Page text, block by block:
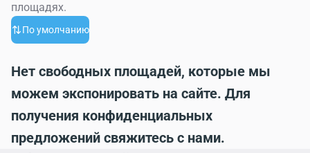
площадях.
По умолчанию
Нет свободных площадей, которые мы
можем экспонировать на сайте. Для
получения конфиденциальных
предложений свяжитесь с нами.